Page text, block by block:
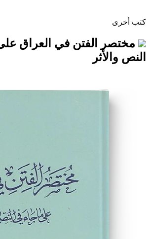
في العراق على ما جاء